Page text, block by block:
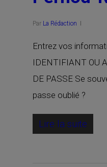
Par La Rédaction
Entrez vos
IDENTIFIANT OU
DE PASSE Se
passe oublié ?
Lire la suite